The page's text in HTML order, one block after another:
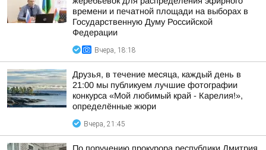
времени и печатной площади на выборах в
Государственную Думу Российской
Федерации
Вчера, 18:18
Друзья, в течение месяца, каждый день в
21:00 мы публикуем лучшие фотографии
конкурса «Мой любимый край - Карелия!»,
определённые жюри
Вчера, 21:45